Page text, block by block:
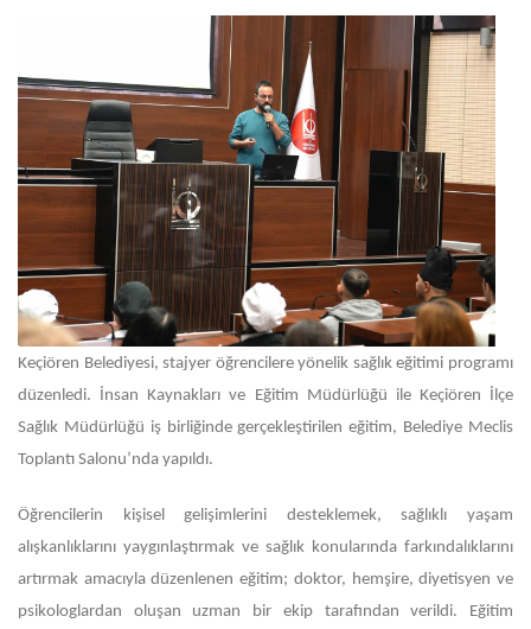
Keçiören Belediyesi, stajyer öğrencilere yönelik sağlık eğitimi programı
düzenledi. İnsan Kaynakları ve Eğitim Müdürlüğü ile Keçiören İlçe
Sağlık Müdürlüğü iş birliğinde gerçekleştirilen eğitim, Belediye Meclis
Toplantı Salonu’nda yapıldı.
Öğrencilerin kişisel gelişimlerini desteklemek, sağlıklı yaşam
alışkanlıklarını yaygınlaştırmak ve sağlık konularında farkındalıklarını
artırmak amacıyla düzenlenen eğitim; doktor, hemşire, diyetisyen ve
psikologlardan oluşan uzman bir ekip tarafından verildi. Eğitim